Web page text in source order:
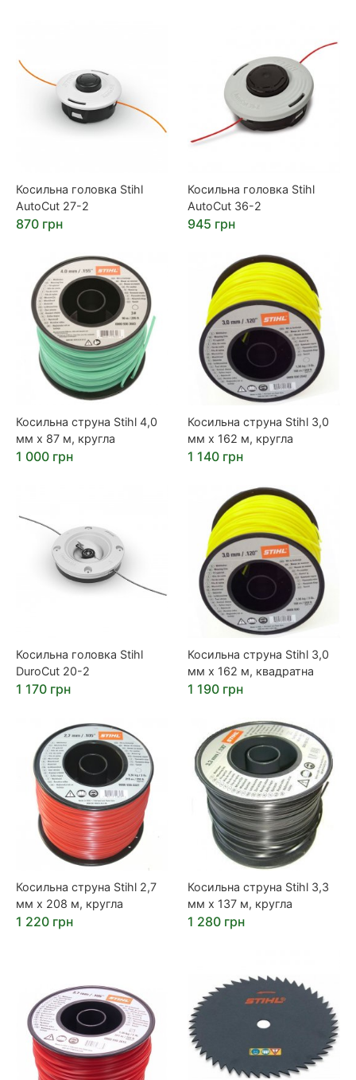
Косильна головка Stihl
AutoCut 27-2
870 грн
Косильна головка Stihl
AutoCut 36-2
945 грн
Косильна струна Stihl 4,0
мм х 87 м, кругла
1 000 грн
Косильна струна Stihl 3,0
мм х 162 м, кругла
1 140 грн
Косильна головка Stihl
DuroCut 20-2
1 170 грн
Косильна струна Stihl 3,0
мм х 162 м, квадратна
1 190 грн
Косильна струна Stihl 2,7
мм х 208 м, кругла
1 220 грн
Косильна струна Stihl 3,3
мм х 137 м, кругла
1 280 грн